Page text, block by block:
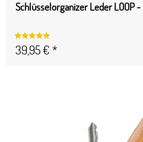
Schlüsselorganizer Leder LOOP
39,95 € *